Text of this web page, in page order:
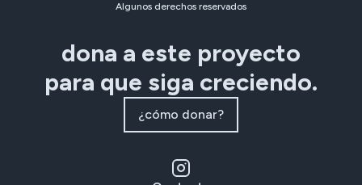
Algunos derechos reservados
dona a este proyecto
para que siga creciendo.
¿cómo donar?